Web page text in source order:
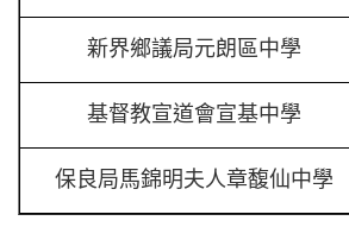
新界鄉議局元朗區中學
基督教宣道會宣基中學
保良局馬錦明夫人章馥仙中學